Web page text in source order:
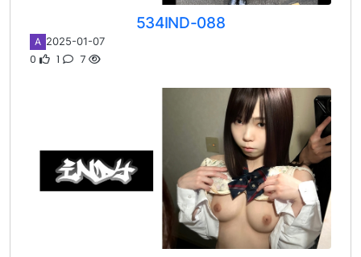
534IND-088
A 2025-01-07
0 1 7